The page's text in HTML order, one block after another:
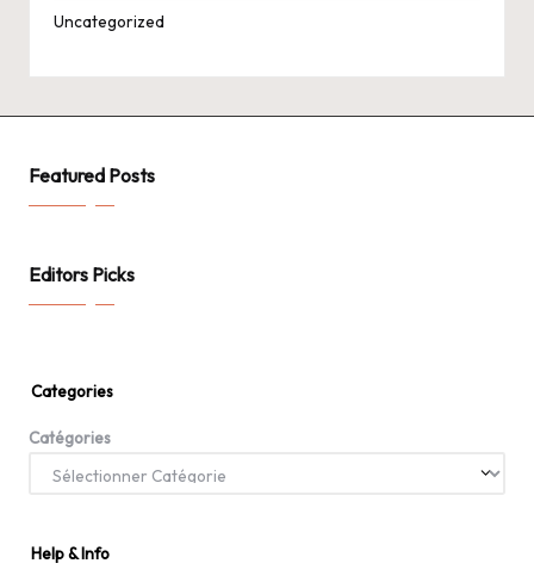
Uncategorized
Featured Posts
Editors Picks
Categories
Catégories
Help & Info